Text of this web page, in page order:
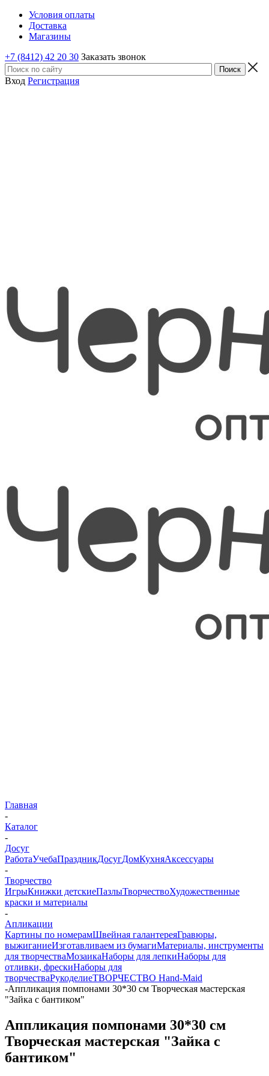
Условия оплаты
Доставка
Магазины
+7 (8412) 42 20 30 Заказать звонок
Вход Регистрация
Главная
-
Каталог
-
Досуг
РаботаУчебаПраздникДосугДомКухняАксессуары
-
Творчество
ИгрыКнижки детскиеПазлыТворчествоХудожественные
краски и материалы
-
Апликации
Картины по номерамШвейная галантереяГравюры,
выжиганиеИзготавливаем из бумагиМатериалы, инструменты
для творчестваМозаикаНаборы для лепкиНаборы для
отливки, фрескиНаборы для
творчестваРукоделиеТВОРЧЕСТВО Hand-Maid
-Аппликация помпонами 30*30 см Творческая мастерская
"Зайка с бантиком"
Аппликация помпонами 30*30 см
Творческая мастерская "Зайка с
бантиком"